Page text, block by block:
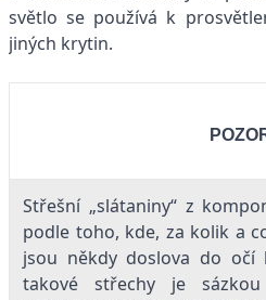
světlo se používá k
jiných krytin.
Střešní „slátaniny“ z
podle toho, kde, za kolik a
jsou někdy doslova do očí
takové střechy je